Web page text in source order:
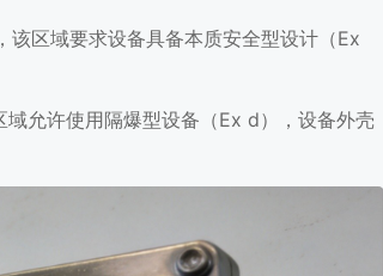
区域要求设备具备本质安全型设计（Ex
允许使用隔爆型设备（Ex d），设备外壳